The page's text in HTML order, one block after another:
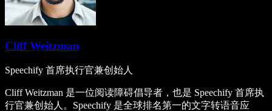
Cliff Weitzman
Speechify 首席执行官兼创始人
Cliff Weitzman 是一位阅读障碍倡导者，也是 Speechify 首席执
行官兼创始人。Speechify 是全球排名第一的文字转语音应